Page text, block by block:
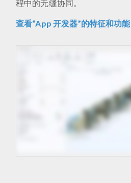
程中的无缝协同。
查看“App 开发器”的特征和功能